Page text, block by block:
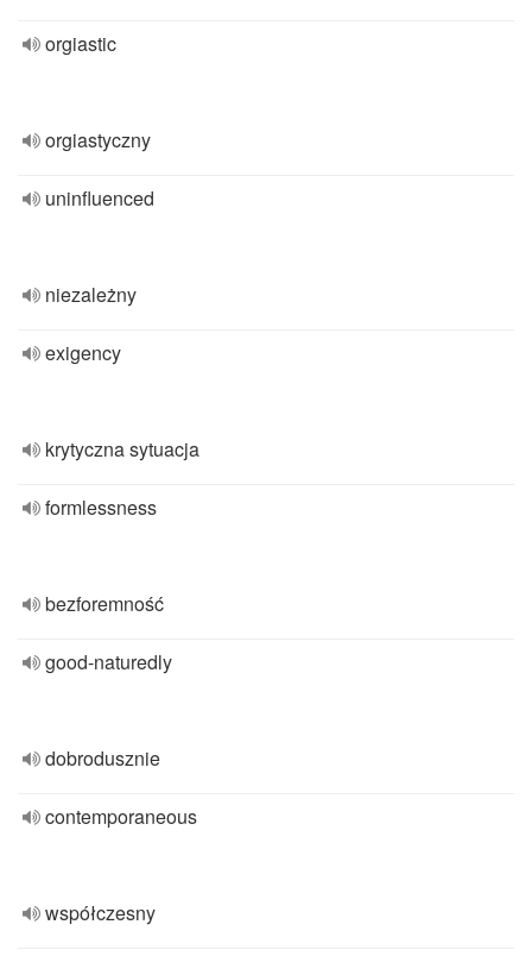
orgiastic
orgiastyczny
uninfluenced
niezależny
exigency
krytyczna sytuacja
formlessness
bezforemność
good-naturedly
dobrodusznie
contemporaneous
współczesny